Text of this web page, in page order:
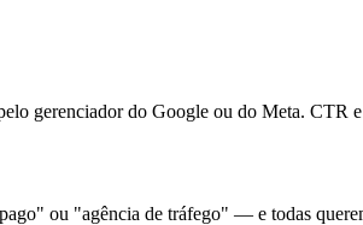
gerenciador do Google ou do Meta. CTR
ou "agência de tráfego" — e todas